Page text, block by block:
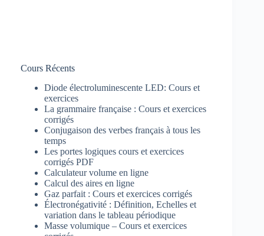
Cours Récents
Diode électroluminescente LED: Cours et
exercices
La grammaire française : Cours et exercices
corrigés
Conjugaison des verbes français à tous les
temps
Les portes logiques cours et exercices
corrigés PDF
Calculateur volume en ligne
Calcul des aires en ligne
Gaz parfait : Cours et exercices corrigés
Électronégativité : Définition, Echelles et
variation dans le tableau périodique
Masse volumique – Cours et exercices